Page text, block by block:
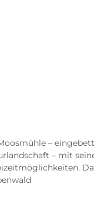
–
– mit